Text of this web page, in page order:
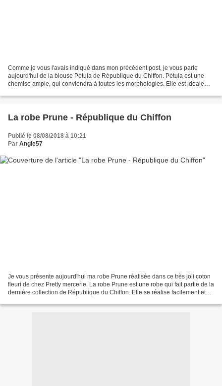
Comme je vous l'avais indiqué dans mon précédent post, je vous parle
aujourd'hui de la blouse Pétula de République du Chiffon. Pétula est une
chemise ample, qui conviendra à toutes les morphologies. Elle est idéale
La robe Prune - République du Chiffon
Publié le 08/08/2018 à 10:21
Par Angie57
Je vous présente aujourd'hui ma robe Prune réalisée dans ce très joli coton
fleuri de chez Pretty mercerie. La robe Prune est une robe qui fait partie de la
dernière collection de République du Chiffon. Elle se réalise facilement et